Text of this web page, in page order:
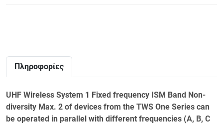
Πληροφορίες
UHF Wireless System 1 Fixed frequency ISM Band Non-
diversity Max. 2 of devices from the TWS One Series can
be operated in parallel with different frequencies (A, B, C